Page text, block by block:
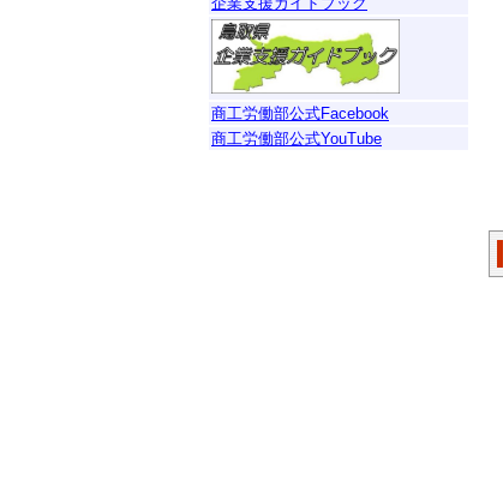
商工労働部公式Facebook
商工労働部公式YouTube